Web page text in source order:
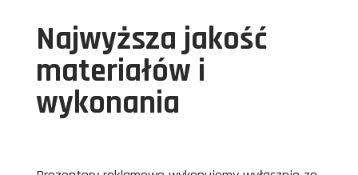
Najwyższa jakość
materiałów i
wykonania